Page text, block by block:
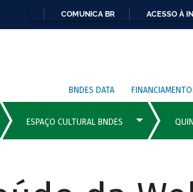
COMUNICA BR ACESSO À
BNDES DATA